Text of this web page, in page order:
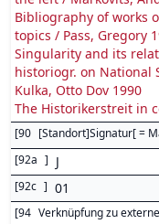
Bibliography of works
topics / Pass, Gregory
Singularity and its
historiogr. on National
Kulka, Otto Dov 1990
The Historikerstreit in
[90 [Standort]Signatur[ =
[92a ] J
[92c ] 01
[94 Verknüpfung zu